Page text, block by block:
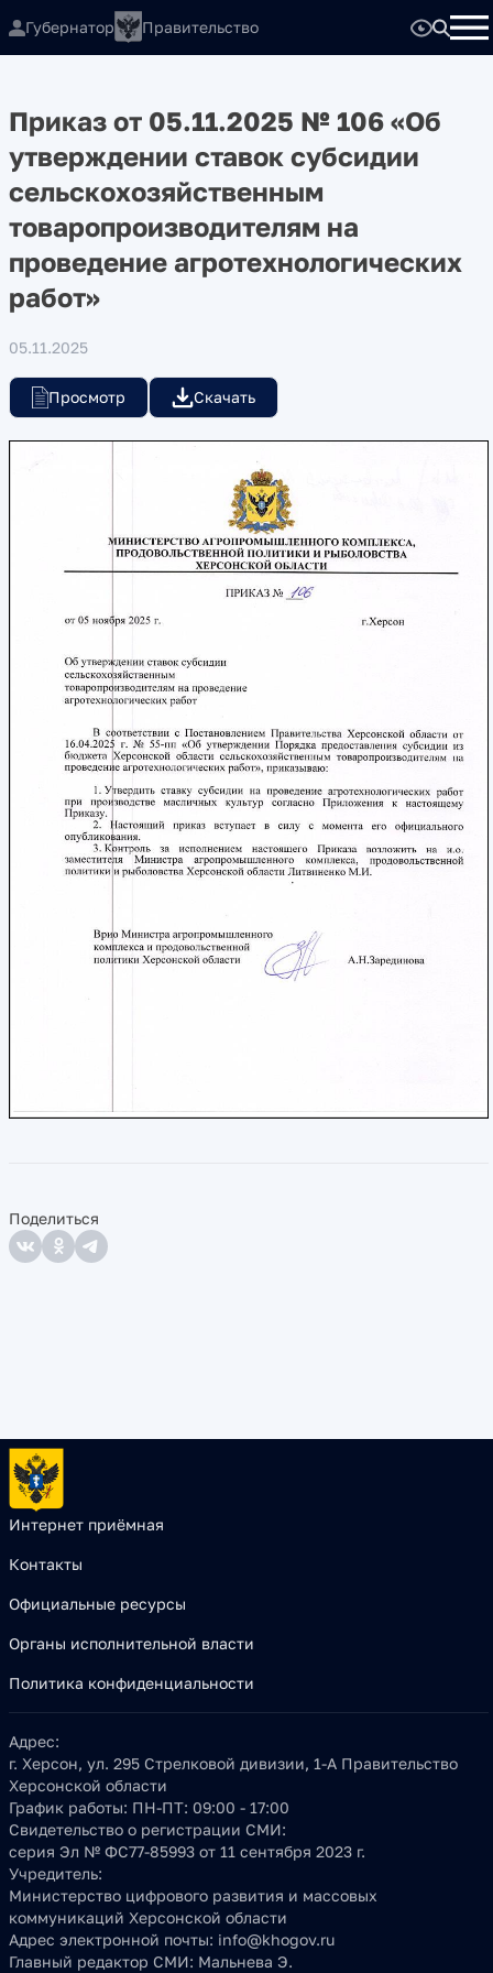
Губернатор Правительство
Приказ от 05.11.2025 № 106 «Об
утверждении ставок субсидии
сельскохозяйственным
товаропроизводителям на
проведение агротехнологических
работ»
05.11.2025
Просмотр Скачать
Поделиться
Интернет приёмная
Контакты
Официальные ресурсы
Органы исполнительной власти
Политика конфиденциальности
Адрес:
г. Херсон, ул. 295 Стрелковой дивизии, 1-А Правительство
Херсонской области
График работы: ПН-ПТ: 09:00 - 17:00
Свидетельство о регистрации СМИ:
серия Эл № ФС77-85993 от 11 сентября 2023 г.
Учредитель:
Министерство цифрового развития и массовых
коммуникаций Херсонской области
Адрес электронной почты: info@khogov.ru
Главный редактор СМИ: Мальнева Э.